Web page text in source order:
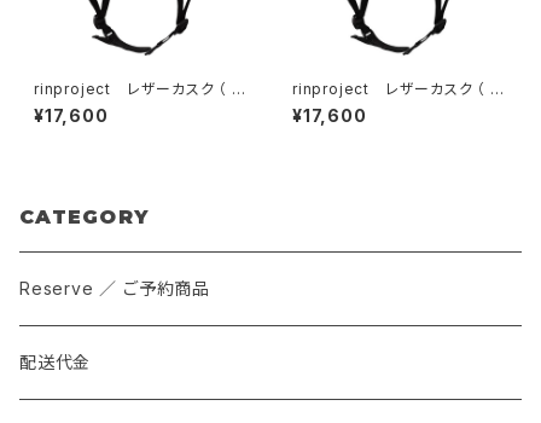
rinproject レザーカスク （ N
o.4002 ）GREIGE
¥17,600
rinproject レザーカスク （ N
o.4002 ）BROWN
¥17,600
CATEGORY
Reserve ／ ご予約商品
配送代金